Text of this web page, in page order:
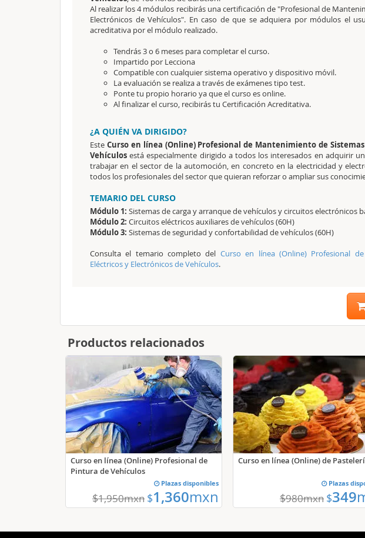
Al realizar los 4 módulos recibirás una certificación de "Profesional de
Electrónicos de Vehículos". En caso de que se adquiera por módulos el
acreditativa por el módulo realizado.
Tendrás 3 o 6 meses para completar el curso.
Impartido por Lecciona
Compatible con cualquier sistema operativo y dispositivo móvil.
La evaluación se realiza a través de exámenes tipo test.
Ponte tu propio horario ya que el curso es online.
Al finalizar el curso, recibirás tu Certificación Acreditativa.
¿A QUIÉN VA DIRIGIDO?
Este Curso en línea (Online) Profesional de Mantenimiento de
Vehículos está especialmente dirigido a todos los interesados en adquirir
trabajar en el sector de la automoción, en concreto en la electricidad y
todos los profesionales del sector que quieran reforzar o ampliar sus
TEMARIO DEL CURSO
Módulo 1: Sistemas de carga y arranque de vehículos y circuitos electrónicos
Módulo 2: Circuitos eléctricos auxiliares de vehículos (60H)
Módulo 3: Sistemas de seguridad y confortabilidad de vehículos (60H)
Consulta el temario completo del Curso en línea (Online) Profesional
Eléctricos y Electrónicos de Vehículos.
Productos relacionados
Curso en línea (Online) Profesional de
Pintura de Vehículos
Plazas disponibles
$1,950mxn $1,360mxn
Curso en línea (Online) de
Plazas
$980mxn $349